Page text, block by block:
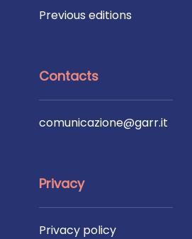
Previous editions
Contacts
comunicazione@garr.it
Privacy
Privacy policy